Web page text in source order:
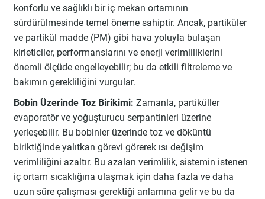
konforlu ve sağlıklı bir iç mekan ortamının
sürdürülmesinde temel öneme sahiptir. Ancak, partiküler
ve partikül madde (PM) gibi hava yoluyla bulaşan
kirleticiler, performanslarını ve enerji verimliliklerini
önemli ölçüde engelleyebilir; bu da etkili filtreleme ve
bakımın gerekliliğini vurgular.
Bobin Üzerinde Toz Birikimi: Zamanla, partiküller
evaporatör ve yoğuşturucu serpantinleri üzerine
yerleşebilir. Bu bobinler üzerinde toz ve döküntü
biriktiğinde yalıtkan görevi görerek ısı değişim
verimliliğini azaltır. Bu azalan verimlilik, sistemin istenen
iç ortam sıcaklığına ulaşmak için daha fazla ve daha
uzun süre çalışması gerektiği anlamına gelir ve bu da